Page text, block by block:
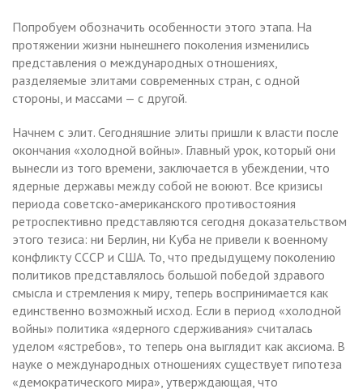
Попробуем обозначить особенности этого этапа. На
протяжении жизни нынешнего поколения изменились
представления о международных отношениях,
разделяемые элитами современных стран, с одной
стороны, и массами — с другой.
Начнем с элит. Сегодняшние элиты пришли к власти после
окончания «холодной войны». Главный урок, который они
вынесли из того времени, заключается в убеждении, что
ядерные державы между собой не воюют. Все кризисы
периода советско-американского противостояния
ретроспективно представляются сегодня доказательством
этого тезиса: ни Берлин, ни Куба не привели к военному
конфликту СССР и США. То, что предыдущему поколению
политиков представлялось большой победой здравого
смысла и стремления к миру, теперь воспринимается как
единственно возможный исход. Если в период «холодной
войны» политика «ядерного сдерживания» считалась
уделом «ястребов», то теперь она выглядит как аксиома. В
науке о международных отношениях существует гипотеза
«демократического мира», утверждающая, что